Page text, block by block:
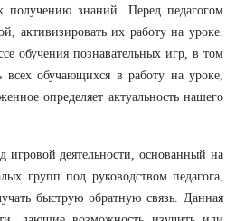
получению знаний. Перед педагогом
активизировать их работу на уроке.
обучения познавательных игр, в том
всех обучающихся в работу на уроке,
определяет актуальность нашего
деятельности, основанный на
групп под руководством педагога,
быструю обратную связь. Данная